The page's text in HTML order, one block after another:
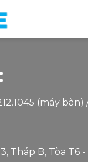
(máy bàn)
Tháp B, Tòa T6